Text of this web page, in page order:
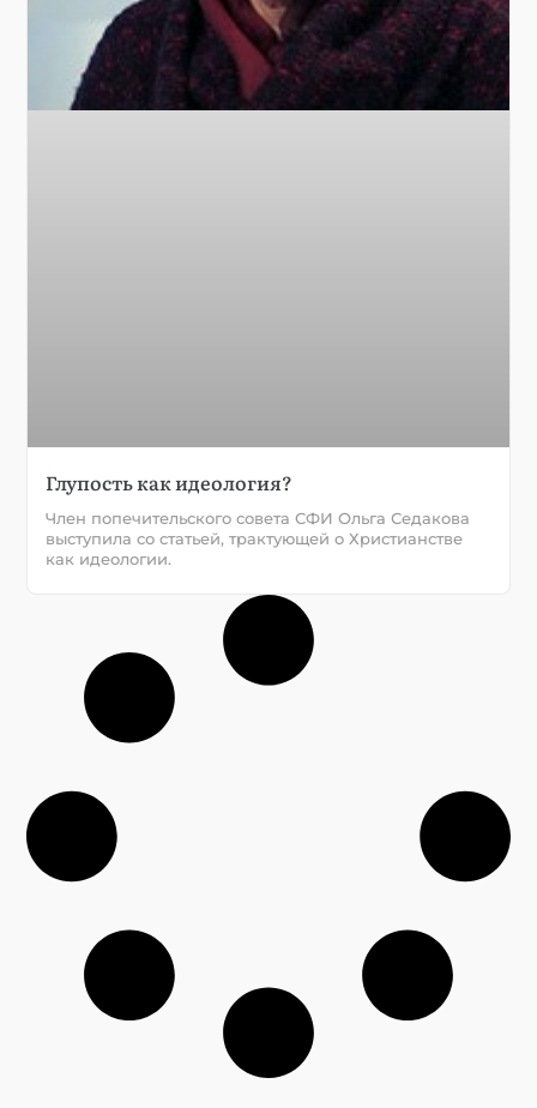
Глупость как идеология?
Член попечительского совета СФИ Ольга Седакова
выступила со статьей, трактующей о Христианстве
как идеологии.